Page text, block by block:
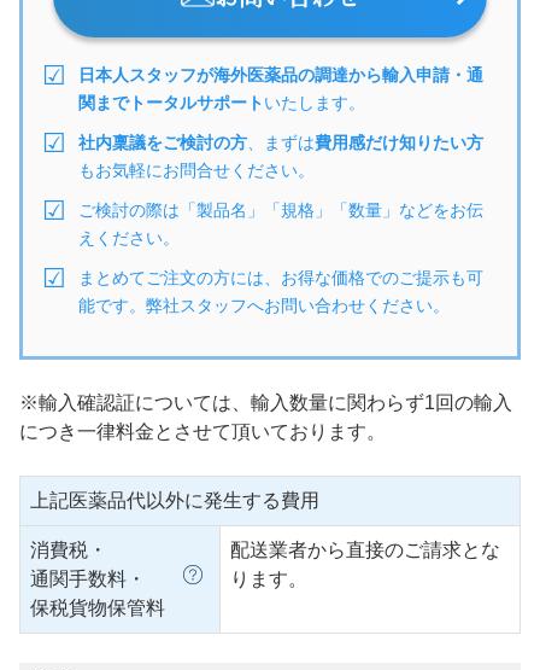
日本人スタッフが海外医薬品の調達から輸入申請・通
関までトータルサポートいたします。
社内稟議をご検討の方 、まずは費用感だけ知りたい方
もお気軽にお問合せください。
ご検討の際は「製品名」「規格」「数量」などをお伝
えください。
まとめてご注文の方には、お得な価格でのご提示も可
能です。弊社スタッフへお問い合わせください。
※輸入確認証については、輸入数量に関わらず1回の輸入
につき一律料金とさせて頂いております。
上記医薬品代以外に発生する費用
消費税・
通関手数料・
保税貨物保管料
配送業者から直接のご請求とな
ります。